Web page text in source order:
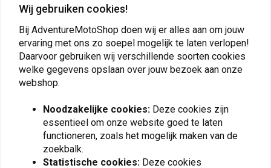
Vergelijkbare producten
Wij gebruiken cookies!
Bij AdventureMotoShop doen wij er alles aan om jouw
ervaring met ons zo soepel mogelijk te laten verlopen!
Daarvoor gebruiken wij verschillende soorten cookies
welke gegevens opslaan over jouw bezoek aan onze
webshop.
Noodzakelijke cookies: Deze cookies zijn
essentieel om onze website goed te laten
functioneren, zoals het mogelijk maken van de
zoekbalk.
Statistische cookies: Deze cookies